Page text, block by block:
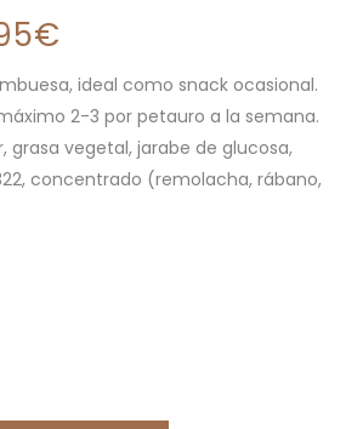
€
ideal como snack ocasional.
2-3 por petauro a la semana.
grasa vegetal, jarabe de glucosa,
concentrado (remolacha, rábano,